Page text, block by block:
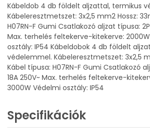
Kábeldob 4 db földelt aljzattal, termikus
Kábeleresztmetszet: 3x2,5 mm2 Hossz:
H07RN-F Gumi Csatlakozó aljzat típusa: 2P
Max. terhelés feltekerve-kitekerve:
osztály: IP54 Kábeldobok 4 db földelt
védelemmel. Kábeleresztmetszet: 3x2,5
Kábel típusa: H07RN-F Gumi Csatlakozó
18A 250V~ Max. terhelés feltekerve-
3000W Védelmi osztály: IP54
Specifikációk